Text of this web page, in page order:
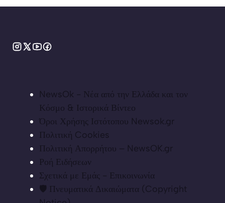
NewsOk - Νέα από την Ελλάδα και τον
Κόσμο & Ιστορικά Βίντεο
Όροι Χρήσης Ιστότοπου Newsok.gr
Πολιτική Cookies
Πολιτική Απορρήτου – NewsOK.gr
Ροή Ειδήσεων
Σχετικά με Εμάς - Επικοινωνία
🛡️ Πνευματικά Δικαιώματα (Copyright